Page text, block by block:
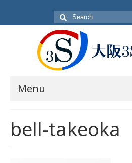
Search
for:
Menu
方針・概要
bell-takeoka